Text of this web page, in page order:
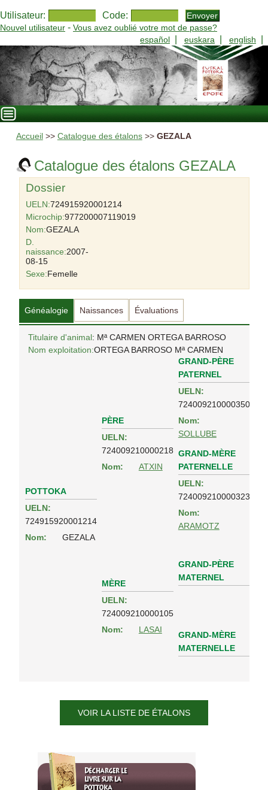
Utilisateur: Code:
Nouvel utilisateur - Vous avez oublié votre mot de passe?
español
euskara english
Accueil >> Catalogue des étalons>> GEZALA
Catalogue des étalons GEZALA
Dossier
UELN:724915920001214
Microchip:977200007119019
Nom:GEZALA
D.
naissance:2007-
08-15
Sexe:Femelle
Généalogie Naissances Évaluations
Titulaire d'animal: Mª CARMEN ORTEGA BARROSO
Nom exploitation:ORTEGA BARROSO Mª CARMEN
POTTOKA
UELN:
724915920001214
Nom:
GEZALA
PÈRE
UELN:
724009210000218
Nom:
ATXIN
GRAND-PÈRE
PATERNEL
UELN:
724009210000350
Nom:
SOLLUBE
GRAND-MÈRE
PATERNELLE
UELN:
724009210000323
Nom:
ARAMOTZ
MÈRE
UELN:
724009210000105
Nom:
LASAI
GRAND-PÈRE
MATERNEL
GRAND-MÈRE
MATERNELLE
VOIR LA LISTE DE ÉTALONS